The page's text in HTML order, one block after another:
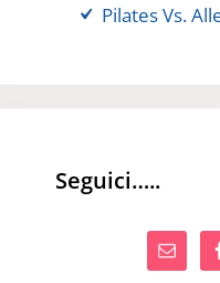
Pilates Vs.
Seguici…..